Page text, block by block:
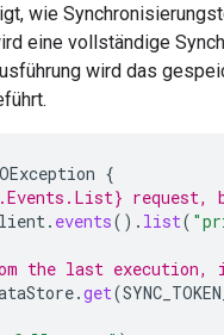
wie
eine vollständige
wird das
{
. events(). list(
the last execution,
.get(